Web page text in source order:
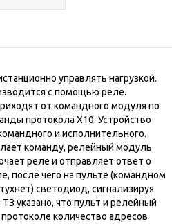
управлять нагрузкой.
с помощью реле.
от командного модуля по
протокола Х10. Устройство
и исполнительного.
команду, релейный модуль
реле и отправляет ответ о
после чего на пульте (командном
светодиод, сигнализируя
указано, что пульт и релейный
количество адресов